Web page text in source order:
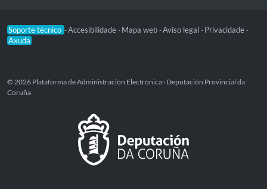
Soporte técnico -Accesibilidade - Mapa web -Aviso legal - Privacidade -
Axuda
© 2026 Plataforma de Administración Electrónica · Deputación Provincial da
Coruña